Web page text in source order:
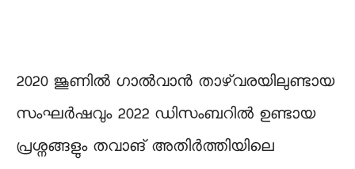
2020 ജൂണിൽ ഗാൽവാൻ താഴ്‌വരയിലുണ്ടായ
സംഘർഷവും 2022 ഡിസംബറിൽ ഉണ്ടായ
പ്രശ്നങ്ങളും തവാങ് അതിർത്തിയിലെ